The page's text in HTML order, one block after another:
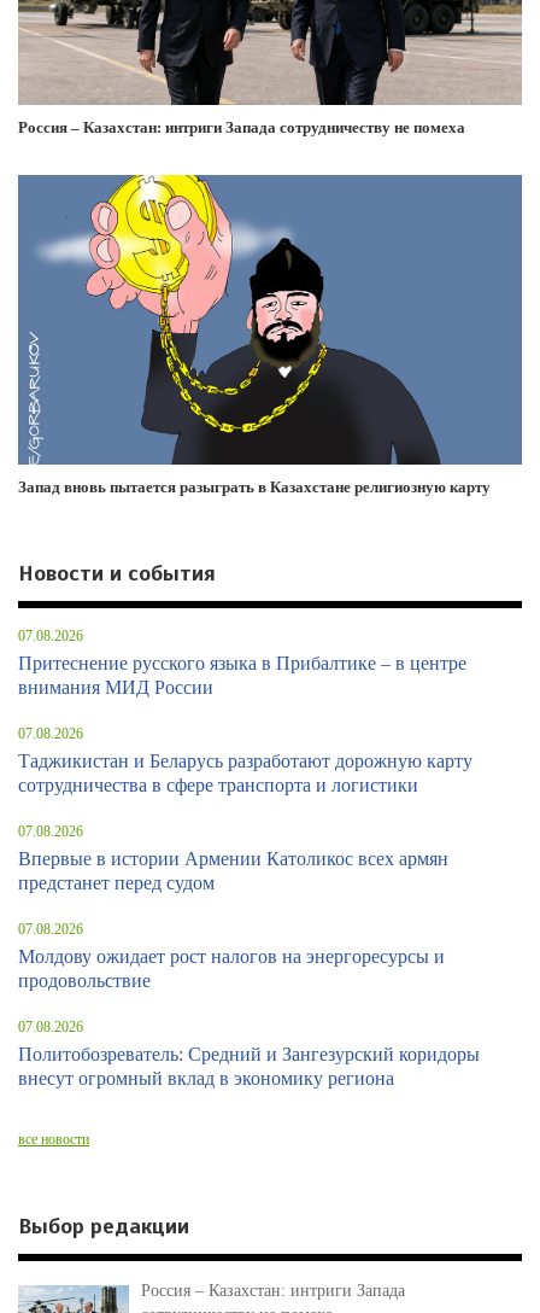
Россия – Казахстан: интриги Запада сотрудничеству не помеха
Запад вновь пытается разыграть в Казахстане религиозную карту
Новости и события
07.08.2026
Притеснение русского языка в Прибалтике – в центре
внимания МИД России
07.08.2026
Таджикистан и Беларусь разработают дорожную карту
сотрудничества в сфере транспорта и логистики
07.08.2026
Впервые в истории Армении Католикос всех армян
предстанет перед судом
07.08.2026
Молдову ожидает рост налогов на энергоресурсы и
продовольствие
07.08.2026
Политобозреватель: Средний и Зангезурский коридоры
внесут огромный вклад в экономику региона
все новости
Выбор редакции
Россия – Казахстан: интриги Запада